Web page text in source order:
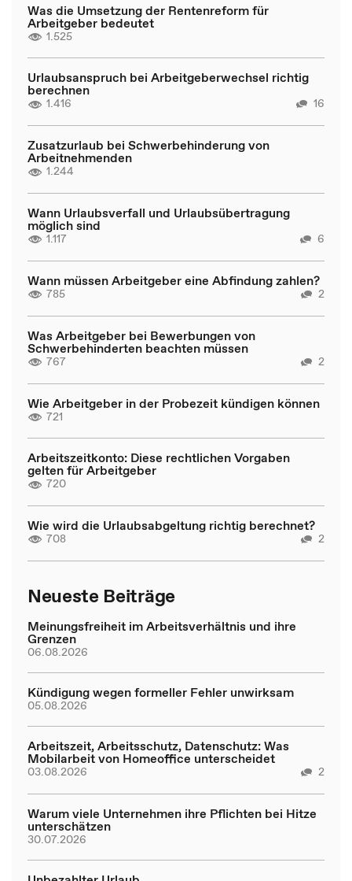
Was die Umsetzung der Rentenreform für
Arbeitgeber bedeutet
1.525
Urlaubsanspruch bei Arbeitgeberwechsel richtig
berechnen
1.416 16
Zusatzurlaub bei Schwerbehinderung von
Arbeitnehmenden
1.244
Wann Urlaubsverfall und Urlaubsübertragung
möglich sind
1.117 6
Wann müssen Arbeitgeber eine Abfindung zahlen?
785 2
Was Arbeitgeber bei Bewerbungen von
Schwerbehinderten beachten müssen
767 2
Wie Arbeitgeber in der Probezeit kündigen können
721
Arbeitszeitkonto: Diese rechtlichen Vorgaben
gelten für Arbeitgeber
720
Wie wird die Urlaubsabgeltung richtig berechnet?
708 2
Neueste Beiträge
Meinungsfreiheit im Arbeitsverhältnis und ihre
Grenzen
06.08.2026
Kündigung wegen formeller Fehler unwirksam
05.08.2026
Arbeitszeit, Arbeitsschutz, Datenschutz: Was
Mobilarbeit von Homeoffice unterscheidet
03.08.2026 2
Warum viele Unternehmen ihre Pflichten bei Hitze
unterschätzen
30.07.2026